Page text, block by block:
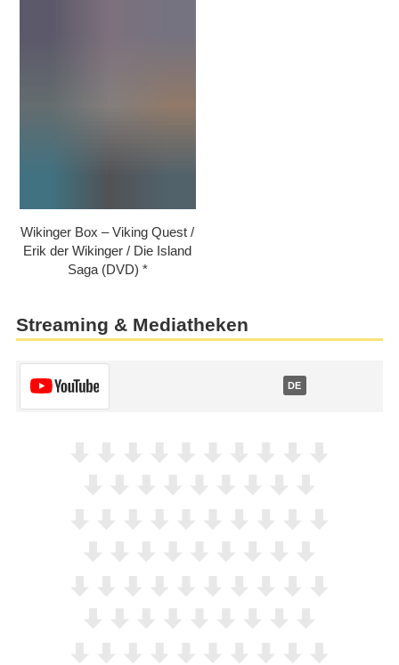
Wikinger Box – Viking Quest /​
Erik der Wikinger /​ Die Island
Saga (DVD)
Streaming & Mediatheken
DE